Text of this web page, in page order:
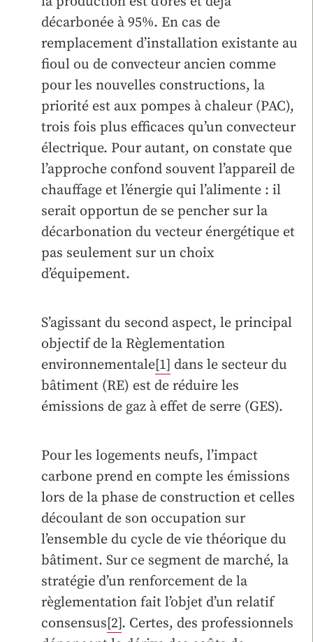
décarbonée à 95%. En cas de
remplacement d’installation existante au
fioul ou de convecteur ancien comme
pour les nouvelles constructions, la
priorité est aux pompes à chaleur (PAC),
trois fois plus efficaces qu’un convecteur
électrique. Pour autant, on constate que
l’approche confond souvent l’appareil de
chauffage et l’énergie qui l’alimente : il
serait opportun de se pencher sur la
décarbonation du vecteur énergétique et
pas seulement sur un choix
d’équipement.
S’agissant du second aspect, le principal
objectif de la Règlementation
environnementale[1] dans le secteur du
bâtiment (RE) est de réduire les
émissions de gaz à effet de serre (GES).
Pour les logements neufs, l’impact
carbone prend en compte les émissions
lors de la phase de construction et celles
découlant de son occupation sur
l’ensemble du cycle de vie théorique du
bâtiment. Sur ce segment de marché, la
stratégie d’un renforcement de la
règlementation fait l’objet d’un relatif
consensus[2]. Certes, des professionnels